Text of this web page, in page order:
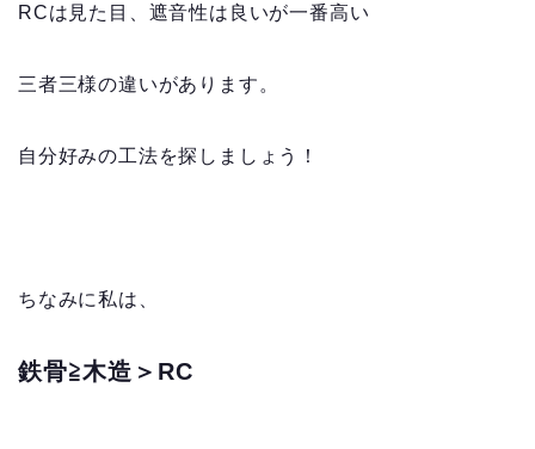
RCは見た目、遮音性は良いが一番高い
三者三様の違いがあります。
自分好みの工法を探しましょう！
ちなみに私は、
鉄骨≧木造＞RC